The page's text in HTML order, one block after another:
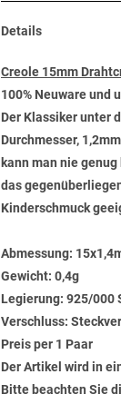
Details
Creole 15mm
100% Neuware und
Der Klassiker unter
Durchmesser,
kann man nie
das
Kinderschmuck
Abmessung:
Gewicht: 0,4g
Legierung: 925/000
Verschluss:
Preis per 1 Paar
Der Artikel wird in
Bitte beachten Sie